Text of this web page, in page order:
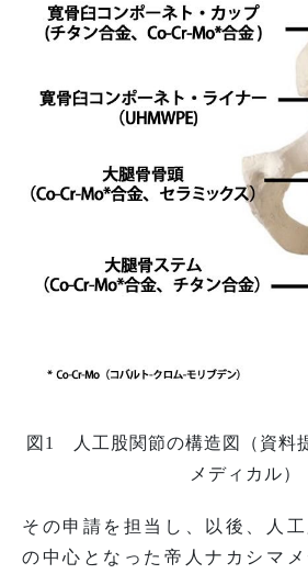
図1 人工股関節の構造図（資料
メディカル）
その申請を担当し、以後、人
の中心となった帝人ナカシマ